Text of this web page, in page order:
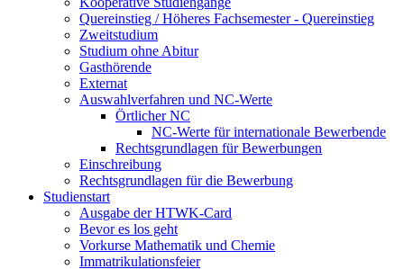
Quereinstieg / Höheres Fachsemester - Quereinstieg
Zweitstudium
Studium ohne Abitur
Gasthörende
Externat
Auswahlverfahren und NC-Werte
Örtlicher NC
NC-Werte für internationale Bewerbende
Rechtsgrundlagen für Bewerbungen
Einschreibung
Rechtsgrundlagen für die Bewerbung
Studienstart
Ausgabe der HTWK-Card
Bevor es los geht
Vorkurse Mathematik und Chemie
Immatrikulationsfeier